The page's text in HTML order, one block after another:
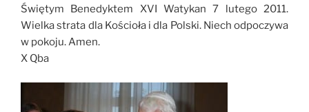
Świętym Benedyktem XVI Watykan 7 lutego 2011.
Wielka strata dla Kościoła i dla Polski. Niech odpoczywa
w pokoju. Amen.
X Qba